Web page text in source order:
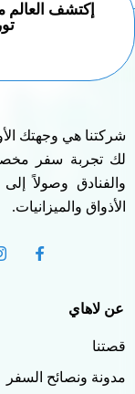
إكتشف العالم
شركتنا هي وجهتك
لك تجربة سفر
والفنادق وصولاً
الأذواق والميزانيات.
عن لاهاي
قصتنا
مدونة ونصائح السفر